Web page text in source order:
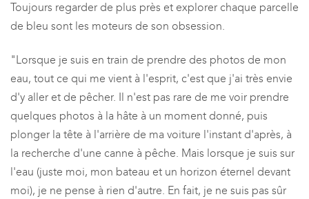
Toujours regarder de plus près et explorer chaque parcelle
de bleu sont les moteurs de son obsession.
"Lorsque je suis en train de prendre des photos de mon
eau, tout ce qui me vient à l'esprit, c'est que j'ai très envie
d'y aller et de pêcher. Il n'est pas rare de me voir prendre
quelques photos à la hâte à un moment donné, puis
plonger la tête à l'arrière de ma voiture l'instant d'après, à
la recherche d'une canne à pêche. Mais lorsque je suis sur
l'eau (juste moi, mon bateau et un horizon éternel devant
moi), je ne pense à rien d'autre. En fait, je ne suis pas sûr